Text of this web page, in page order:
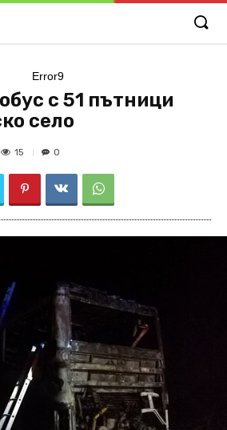
Error9
с 51 пътници
село
15 0